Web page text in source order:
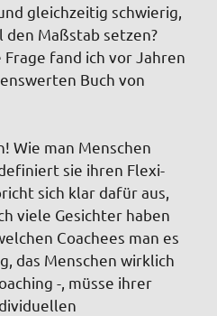
gleichzeitig schwierig,
Maßstab setzen?
fand ich vor Jahren
Buch von
Wie man Menschen
sie ihren Flexi-
sich klar dafür aus,
viele Gesichter haben
Coachees man es
das Menschen wirklich
-, müsse ihrer